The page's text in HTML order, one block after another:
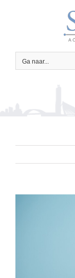
Ga naar...